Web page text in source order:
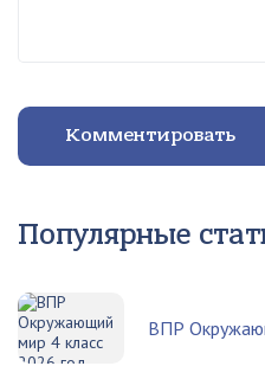
Комментировать
Популярные
ВПР